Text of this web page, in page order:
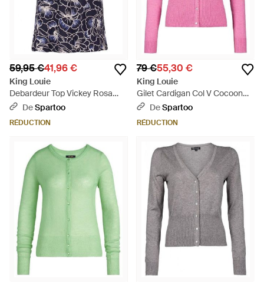
59,95 €41,96 €
King Louie
Debardeur Top Vickey Rosa
Canina Ink - Bleu
DeSpartoo
RÉDUCTION
79 €55,30 €
King Louie
Gilet Cardigan Col V Cocoon
Rosebloom Rose (rft) - Rose
DeSpartoo
RÉDUCTION